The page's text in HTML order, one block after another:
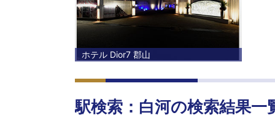
ホテル Dior7 郡山
駅検索： 白河の検索結果一